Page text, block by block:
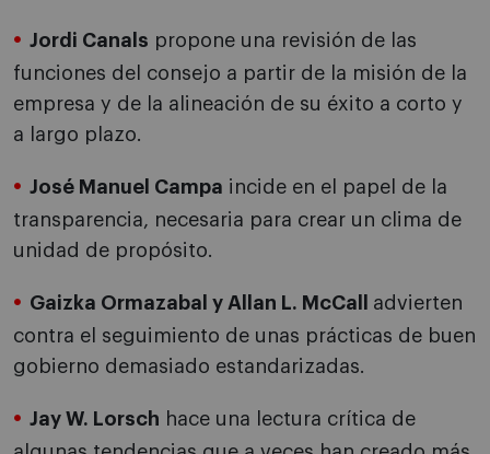
Jordi Canals propone una revisión de las
funciones del consejo a partir de la misión de la
empresa y de la alineación de su éxito a corto y
a largo plazo.
José Manuel Campa incide en el papel de la
transparencia, necesaria para crear un clima de
unidad de propósito.
Gaizka Ormazabal y Allan L. McCall advierten
contra el seguimiento de unas prácticas de buen
gobierno demasiado estandarizadas.
Jay W. Lorsch hace una lectura crítica de